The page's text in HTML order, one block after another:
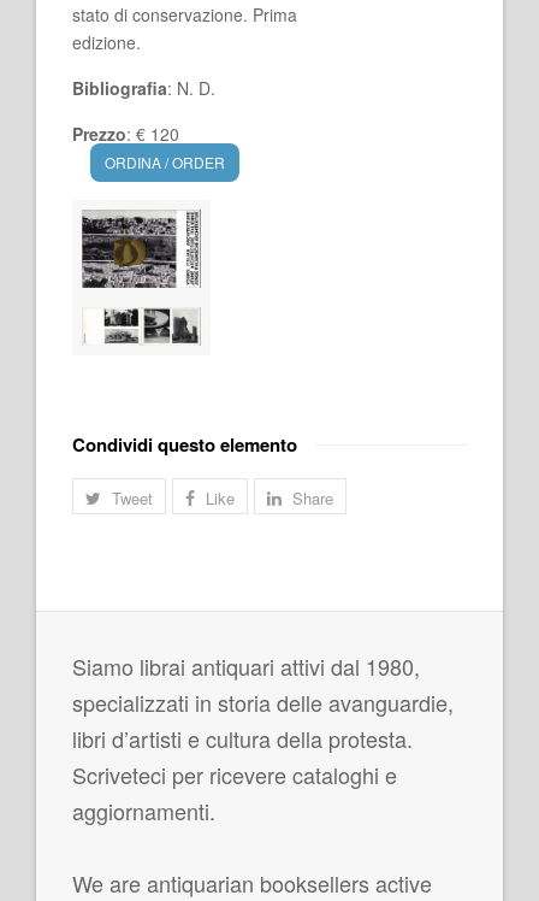
stato di conservazione. Prima
edizione.
Bibliografia: N. D.
Prezzo: € 120
ORDINA / ORDER
Condividi questo elemento
Tweet Like Share
Siamo librai antiquari attivi dal 1980,
specializzati in storia delle avanguardie,
libri d’artisti e cultura della protesta.
Scriveteci per ricevere cataloghi e
aggiornamenti.
We are antiquarian booksellers active